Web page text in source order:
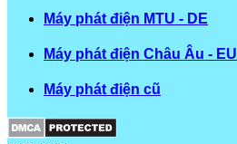
Máy phát điện MTU - DE
Máy phát điện Châu Âu - EU
Máy phát điện cũ